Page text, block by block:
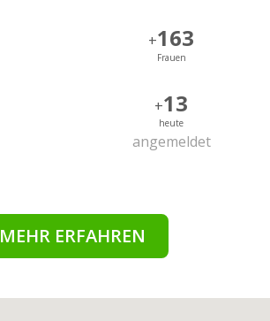
+163
Frauen
+13
heute
angemeldet
MEHR ERFAHREN